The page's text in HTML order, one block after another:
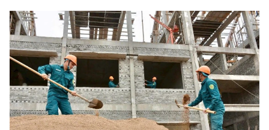
Ảnh
Infographic
TIN MỚI
TIN ĐỊA PHƯƠNG